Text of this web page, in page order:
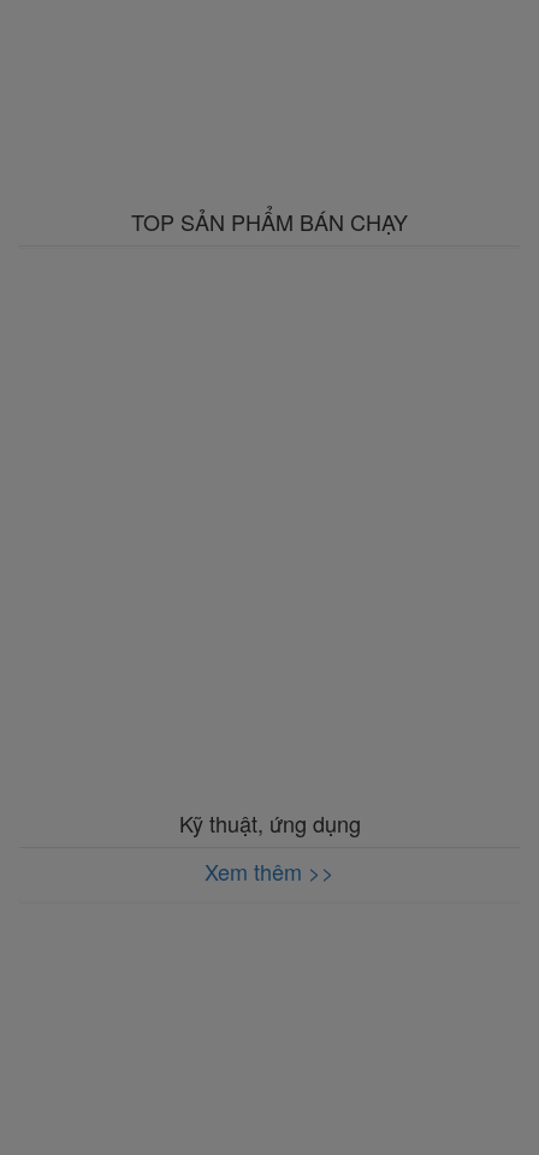
TOP SẢN PHẨM BÁN CHẠY
Kỹ thuật, ứng dụng
Xem thêm >>